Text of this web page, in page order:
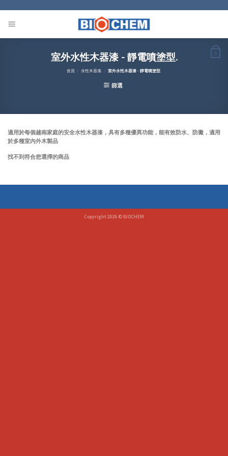
to
content
0
室外水性木器漆 - 靜電噴塗型.
首頁 / 水性木器漆. / 室外水性木器漆 - 靜電噴塗型.
篩選
適用於每個越南家庭的安全水性木器漆，具有多種優異功能，能有效防水、防黴，適用
於多種室內外木製品
找不到符合您選擇的商品
Copyright 2026 © BIOCHEM